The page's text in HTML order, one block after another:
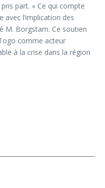
part. « Ce qui compte
l’implication des
M. Borgstam. Ce soutien
comme acteur
à la crise dans la région